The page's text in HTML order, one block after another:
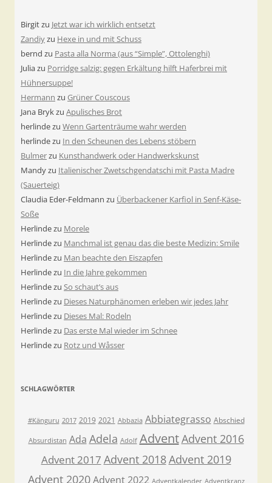
Birgitzu Jetzt war ich wirklich entsetzt
Zandiyzu Hexe in und mit Schuss
bernd zu Pasta alla Norma (aus “Simple”, Ottolenghi)
Juliazu Porridge salzig: gegen Erkältung hilft Haferbrei mit
Hühnersuppe!
Hermann zu Grüner Couscous
Jana Brykzu Apulisches Brot
herlindezu Wenn Gartenträume wahr werden
herlindezu In den Scheunen des Lebens stöbern
Bulmerzu Kunsthandwerk oder Handwerkskunst
Mandyzu Italienischer Zwetschgendatschi mit Pasta Madre
(Sauerteig)
Claudia Eder-Feldmann zu Überbackener Karfiol in Senf-Käse-
Soße
Herlindezu Morele
Herlindezu Manchmal ist genau das die beste Medizin: Smile
Herlindezu Man beachte den Eiszapfen
Herlindezu In die Jahre gekommen
Herlindezu So schaut’s aus
Herlindezu Dieses Naturphänomen erleben wir jedes Jahr
Herlindezu Dieses Mal: Rodeln
Herlindezu Das erste Mal wieder im Schnee
Herlindezu Rotz und Wåsser
SCHLAGWÖRTER
#Känguru 2017 2019 2021 Abbazia Abbiategrasso Abschied
Absurdistan Ada Adela Adolf AdventAdvent 2016
Advent 2017 Advent 2018Advent 2019
Advent 2020 Advent 2022